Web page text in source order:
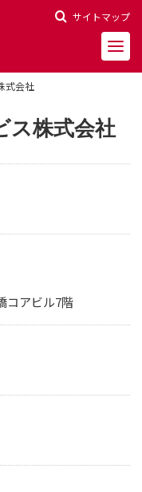
サイトマップ
会社概要
財務ハイライト
式会社
ス株式会社
コアビル7階